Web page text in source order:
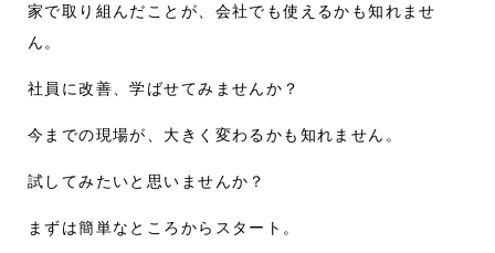
家で取り組んだことが、会社でも使えるかも知れませ
ん。
社員に改善、学ばせてみませんか？
今までの現場が、大きく変わるかも知れません。
試してみたいと思いませんか？
まずは簡単なところからスタート。